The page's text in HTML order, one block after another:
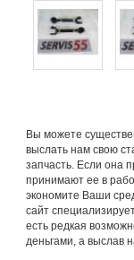
Вы можете
выслать нам свою
запчасть. Если она
принимают ее в
экономите Ваши
сайт
есть редкая
деньгами, а выслав